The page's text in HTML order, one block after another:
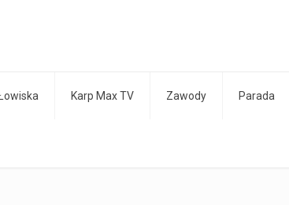
Karp Max TV Zawody Parada